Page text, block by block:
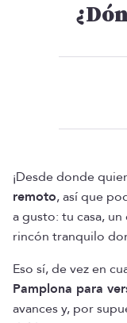
¡Desde donde
remoto, así que
a gusto: tu casa,
rincón tranquilo
Eso sí, de vez en
Pamplona para
avances y, por